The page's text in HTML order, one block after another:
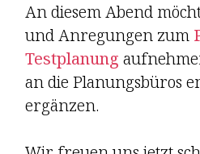
An diesem Abend
und Anregungen zum
Testplanung
an die Planungs­büros
ergänzen.